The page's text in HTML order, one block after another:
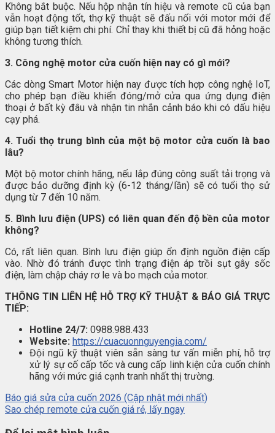
Không bắt buộc. Nếu hộp nhận tín hiệu và remote cũ của bạn
vẫn hoạt động tốt, thợ kỹ thuật sẽ đấu nối với motor mới để
giúp bạn tiết kiệm chi phí. Chỉ thay khi thiết bị cũ đã hỏng hoặc
không tương thích.
3. Công nghệ motor cửa cuốn hiện nay có gì mới?
Các dòng Smart Motor hiện nay được tích hợp công nghệ IoT,
cho phép bạn điều khiển đóng/mở cửa qua ứng dụng điện
thoại ở bất kỳ đâu và nhận tin nhắn cảnh báo khi có dấu hiệu
cạy phá.
4. Tuổi thọ trung bình của một bộ motor cửa cuốn là bao
lâu?
Một bộ motor chính hãng, nếu lắp đúng công suất tải trọng và
được bảo dưỡng định kỳ (6-12 tháng/lần) sẽ có tuổi thọ sử
dụng từ 7 đến 10 năm.
5. Bình lưu điện (UPS) có liên quan đến độ bền của motor
không?
Có, rất liên quan. Bình lưu điện giúp ổn định nguồn điện cấp
vào. Nhờ đó tránh được tình trạng điện áp trồi sụt gây sốc
điện, làm chập cháy rơ le và bo mạch của motor.
THÔNG TIN LIÊN HỆ HỖ TRỢ KỸ THUẬT & BÁO GIÁ TRỰC
TIẾP:
Hotline 24/7: 0988.988.433
Website: https://cuacuonnguyengia.com/
Đội ngũ kỹ thuật viên sẵn sàng tư vấn miễn phí, hỗ trợ
xử lý sự cố cấp tốc và cung cấp linh kiện cửa cuốn chính
hãng với mức giá cạnh tranh nhất thị trường.
Báo giá sửa cửa cuốn 2026 (Cập nhật mới nhất)
Sao chép remote cửa cuốn giá rẻ, lấy ngay